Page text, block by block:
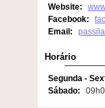
Website:
Facebook:
Email:
Horário
Segunda -
Sábado: